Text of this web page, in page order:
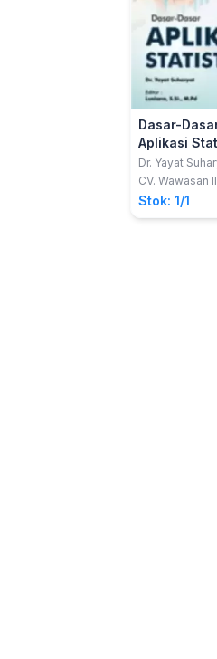
Dasar-
Aplikasi
Dr. Yayat
CV. Wawasan
Stok: 1/1